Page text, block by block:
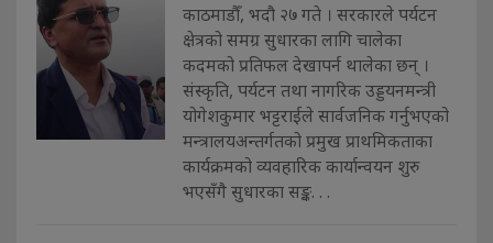
काठमाडौँ, भदौ २७ गते । सरकारले पर्यटन
क्षेत्रको समग्र सुधारका लागि चालेका
कदमको प्रतिफल देखापर्न थालेका छन् ।
संस्कृति, पर्यटन तथा नागरिक उड्डयनमन्त्री
योगेशकुमार भट्टराईले सार्वजनिक गर्नुभएको
मन्त्रालयअन्तर्गतको प्रमुख प्राथमिकताका
कार्यक्रमको व्यवहारिक कार्यान्वयन शुरु
भएसँगै सुधारका सङ्क. . .